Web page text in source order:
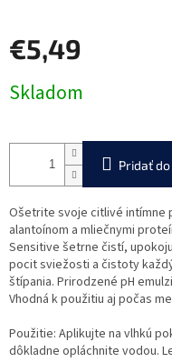
€5,49
cena:
Skladom
Pridať
Ošetrite svoje citlivé intímne
alantoínom a mliečnymi
Sensitive šetrne čistí,
pocit sviežosti a čistoty
štípania. Prirodzené pH
Vhodná k použitiu aj počas
Použitie: Aplikujte na vlhkú
dôkladne opláchnite vodou.